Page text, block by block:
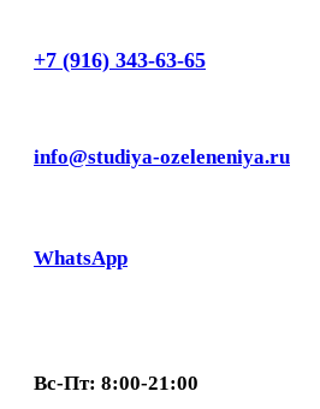
+7 (916) 343-63-65
info@studiya-ozeleneniya.ru
WhatsApp
Вс-Пт: 8:00-21:00